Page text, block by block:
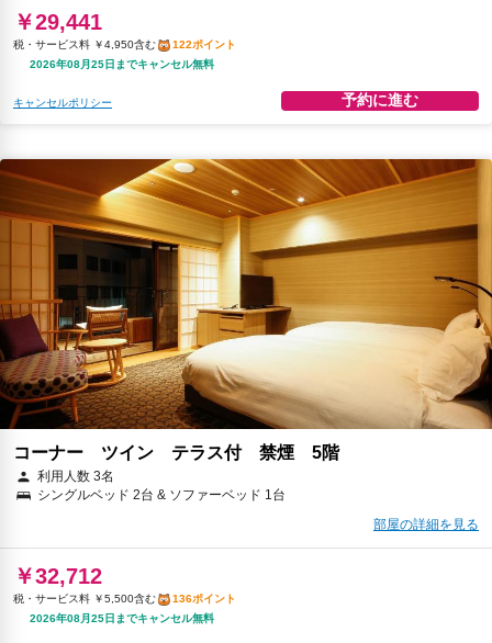
￥29,441
税・サービス料 ￥4,950含む
122ポイント
2026年08月25日までキャンセル無料
キャンセルポリシー 予約に進む
コーナー ツイン テラス付 禁煙 5階
利用人数 3名
シングルベッド 2台 & ソファーベッド 1台
部屋の詳細を見る
￥32,712
税・サービス料 ￥5,500含む
136ポイント
2026年08月25日までキャンセル無料